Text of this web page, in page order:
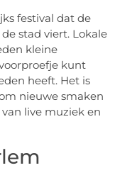
festival dat de
stad viert. Lokale
kleine
kunt
heeft. Het is
nieuwe smaken
live muziek en